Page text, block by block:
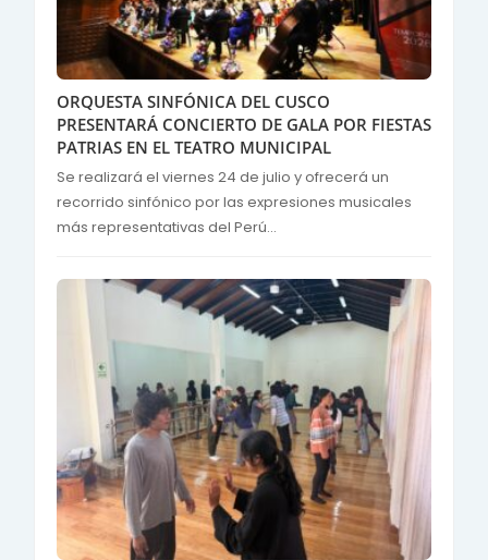
ORQUESTA SINFÓNICA DEL CUSCO
PRESENTARÁ CONCIERTO DE GALA POR FIESTAS
PATRIAS EN EL TEATRO MUNICIPAL
Se realizará el viernes 24 de julio y ofrecerá un
recorrido sinfónico por las expresiones musicales
más representativas del Perú...